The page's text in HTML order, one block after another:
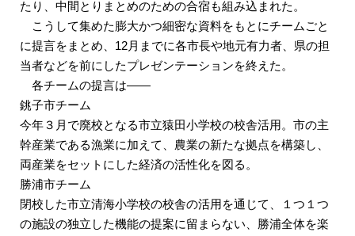
たり、中間とりまとめのための合宿も組み込まれた。
こうして集めた膨大かつ細密な資料をもとにチームごと
に提言をまとめ、12月までに各市長や地元有力者、県の担
当者などを前にしたプレゼンテーションを終えた。
各チームの提言は――
銚子市チーム
今年３月で廃校となる市立猿田小学校の校舎活用。市の主
幹産業である漁業に加えて、農業の新たな拠点を構築し、
両産業をセットにした経済の活性化を図る。
勝浦市チーム
閉校した市立清海小学校の校舎の活用を通じて、１つ１つ
の施設の独立した機能の提案に留まらない、勝浦全体を楽